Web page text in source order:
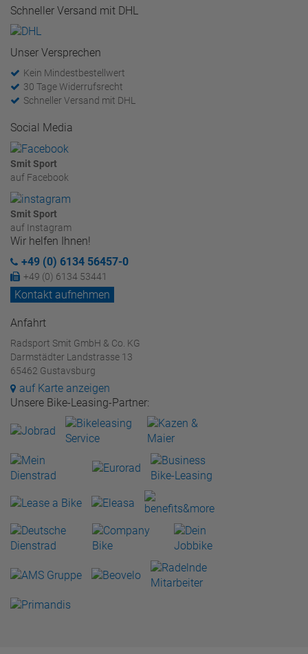
Schneller Versand mit DHL
Unser Versprechen
Kein Mindestbestellwert
30 Tage Widerrufsrecht
Schneller Versand mit DHL
Social Media
Smit Sport
auf Facebook
Smit Sport
auf Instagram
Wir helfen Ihnen!
+49 (0) 6134 56457-0
+49 (0) 6134 53441
Kontakt aufnehmen
Anfahrt
Radsport Smit GmbH & Co. KG
Darmstädter Landstrasse 13
65462 Gustavsburg
auf Karte anzeigen
Unsere Bike-Leasing-Partner: